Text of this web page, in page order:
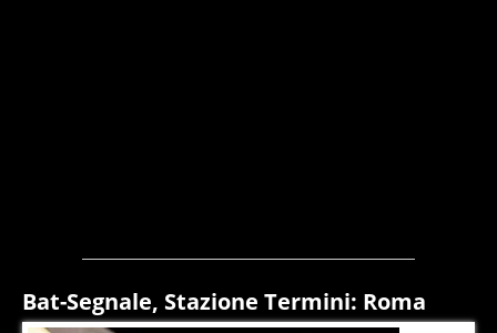
Bat-Segnale, Stazione Termini: Roma